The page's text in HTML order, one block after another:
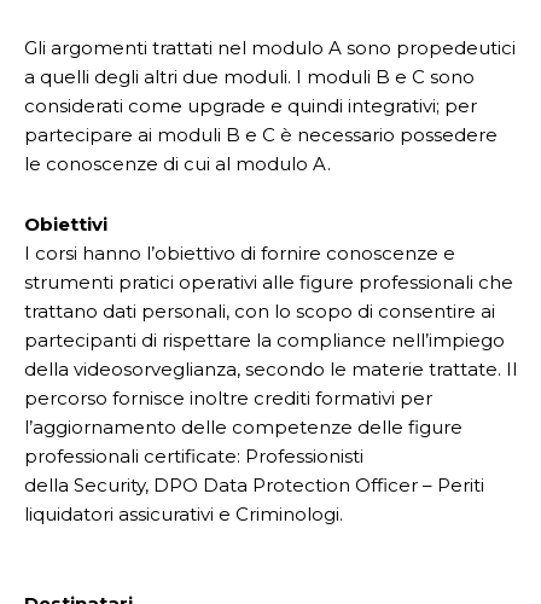
Gli argomenti trattati nel modulo A sono propedeutici
a quelli degli altri due moduli. I moduli B e C sono
considerati come upgrade e quindi integrativi; per
partecipare ai moduli B e C è necessario possedere
le conoscenze di cui al modulo A.
Obiettivi
I corsi hanno l’obiettivo di fornire conoscenze e
strumenti pratici operativi alle figure professionali che
trattano dati personali, con lo scopo di consentire ai
partecipanti di rispettare la compliance nell’impiego
della videosorveglianza, secondo le materie trattate. Il
percorso fornisce inoltre crediti formativi per
l’aggiornamento delle competenze delle figure
professionali certificate: Professionisti
della Security, DPO Data Protection Officer – Periti
liquidatori assicurativi e Criminologi.